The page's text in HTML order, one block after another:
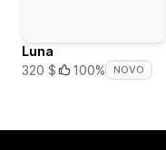
Luna
320 $
100% NOVO